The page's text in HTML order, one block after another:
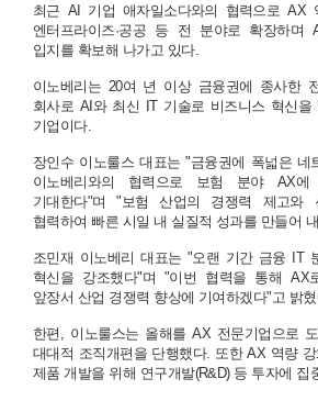
최근 AI 기업 애자일소다와의 협력으로 AX
엔터프라이즈·공공 등 전 분야로 확장하며
입지를 확보해 나가고 있다.
이노베리는 20여 년 이상 금융권에 종사한
회사로 AI와 최신 IT 기술로 비즈니스 혁신
기업이다.
장인수 이노룰스 대표는 "금융권에 폭넓은 네
이노베리와의 협력으로 보험 분야 AX
기대한다"며 "보험 산업의 경쟁력 제고와
협력하여 빠른 시일 내 실질적 성과를 만들어
조민재 이노베리 대표는 "오랜 기간 금융 IT
혁신을 강조했다"며 "이번 협력을 통해 AX
앞장서 산업 경쟁력 향상에 기여하겠다"고 밝혔
한편, 이노룰스는 올해를 AX 전문기업으로
대대적 조직개편을 단행했다. 또한 AX 역량
제품 개발을 위해 연구개발(R&D) 등 투자에 집